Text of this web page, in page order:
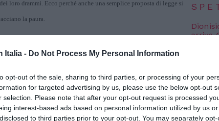
Italia - Do Not Process My Personal Information
opt-out of the sale, sharing to third parties, or processing of your
for targeted advertising by us, please use the below opt-out
selection. Please note that after your opt-out request is processed
interest-based ads based on personal information utilized by us
to third parties prior to your opt-out. You may separately
loro drammi. Ecco perché anche una semplice proposta di legge si
la paura.
totale), non significa soltanto mandare
nel nostro Paese la libertà non si
si camuffa dietro una finta imposizione
liberare lo spazio angusto delle donne
persone e finiscono per vivere
botte, segregazione, infibulazione,
arriva
7